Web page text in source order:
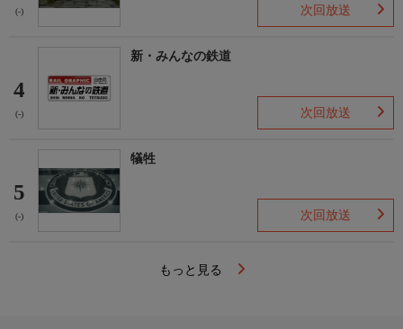
(-) 次回放送
4
(-)
新・みんなの鉄道
次回放送
5
(-)
犠牲
次回放送
もっと見る